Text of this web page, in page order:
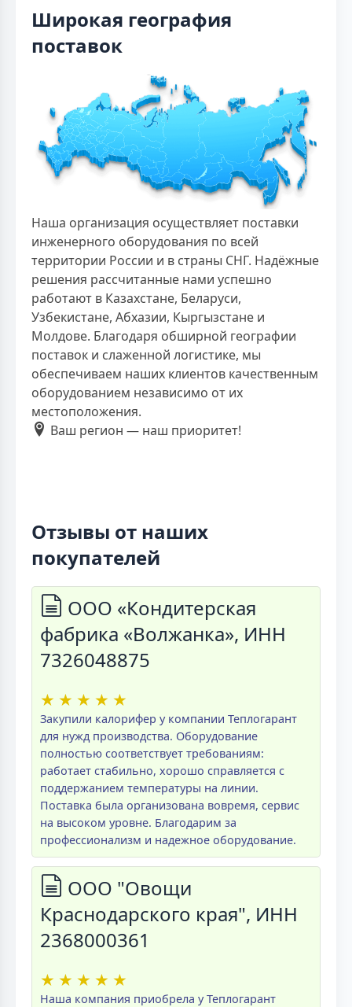
Широкая география
поставок
Наша организация осуществляет поставки
инженерного оборудования по всей
территории России и в страны СНГ. Надёжные
решения рассчитанные нами успешно
работают в Казахстане, Беларуси,
Узбекистане, Абхазии, Кыргызстане и
Молдове. Благодаря обширной географии
поставок и слаженной логистике, мы
обеспечиваем наших клиентов качественным
оборудованием независимо от их
местоположения.
Ваш регион — наш приоритет!
Отзывы от наших
покупателей
ООО «Кондитерская
фабрика «Волжанка», ИНН
7326048875
★ ★ ★ ★ ★
Закупили калорифер у компании Теплогарант
для нужд производства. Оборудование
полностью соответствует требованиям:
работает стабильно, хорошо справляется с
поддержанием температуры на линии.
Поставка была организована вовремя, сервис
на высоком уровне. Благодарим за
профессионализм и надежное оборудование.
ООО "Овощи
Краснодарского края", ИНН
2368000361
★ ★ ★ ★ ★
Наша компания приобрела у Теплогарант